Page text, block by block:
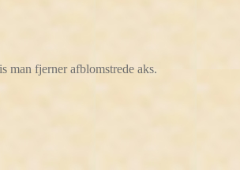
man fjerner afblomstrede aks.